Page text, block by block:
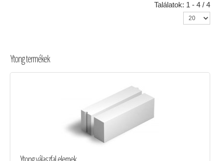
Találatok: 1 - 4 / 4
Ytong termékek